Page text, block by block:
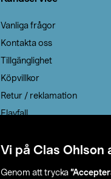
Vi på Clas Ohlson
Genom att trycka
Vanliga frågor
Kontakta oss
Tillgänglighet
Köpvillkor
Retur / reklamation
Elavfall
Leveransalternativ